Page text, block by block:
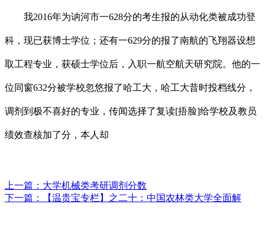
我2016年为讷河市一628分的考生报的从动化类被成功登
科，现已获博士学位；还有一629分的报了南航的飞翔器设想
取工程专业，获硕士学位后，入职一航空航天研究院。他的一
位同窗632分被学校忽悠报了哈工大，哈工大昔时投档线分，
调剂到极不喜好的专业，传闻选择了复读[捂脸]给学校及教员
绩效查核加了分，本人却
上一篇： 大学机械类考研调剂分数
下一篇：
【温贵宝专栏】之二十：中国农林类大学全面解